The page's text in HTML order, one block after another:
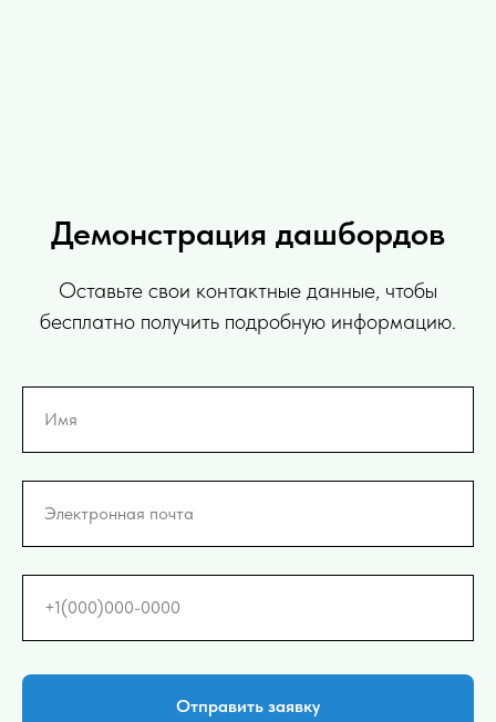
Демонстрация дашбордов
Оставьте свои контактные данные, чтобы
бесплатно получить подробную информацию.
Имя
Электронная почта
+1(000)000-0000
Отправить заявку